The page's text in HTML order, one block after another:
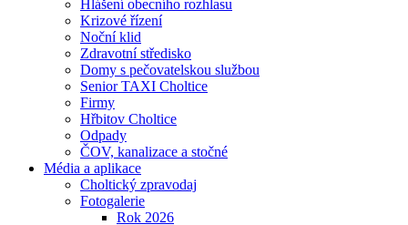
Hlášení obecního rozhlasu
Krizové řízení
Noční klid
Zdravotní středisko
Domy s pečovatelskou službou
Senior TAXI Choltice
Firmy
Hřbitov Choltice
Odpady
ČOV, kanalizace a stočné
Média a aplikace
Choltický zpravodaj
Fotogalerie
Rok 2026